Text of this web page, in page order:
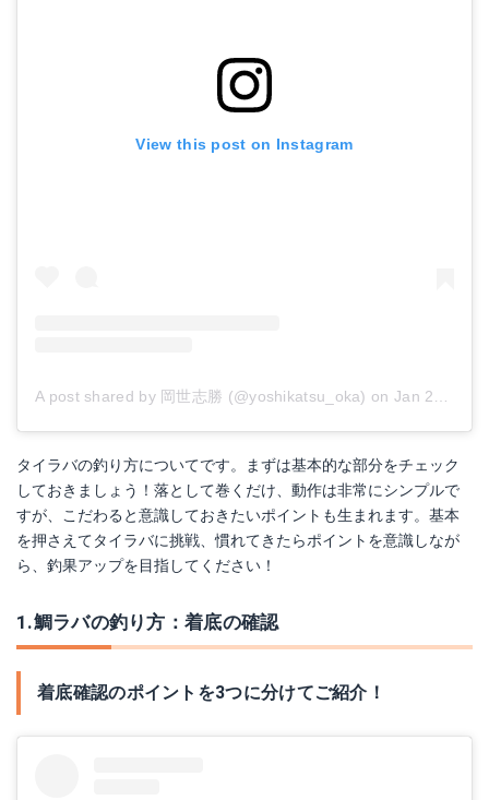
View this post on Instagram
A post shared by 岡世志勝 (@yoshikatsu_oka) on Jan 28, 2018 at 5:59am PST
タイラバの釣り方についてです。まずは基本的な部分をチェック
しておきましょう！落として巻くだけ、動作は非常にシンプルで
すが、こだわると意識しておきたいポイントも生まれます。基本
を押さえてタイラバに挑戦、慣れてきたらポイントを意識しなが
ら、釣果アップを目指してください！
1.鯛ラバの釣り方：着底の確認
着底確認のポイントを3つに分けてご紹介！